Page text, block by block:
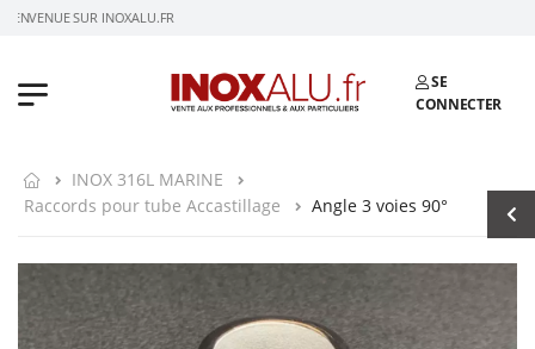
SUR INOXALU.FR
SE
CONNECTER
INOX 316L MARINE
Raccords pour tube Accastillage
Angle 3 voies 90°